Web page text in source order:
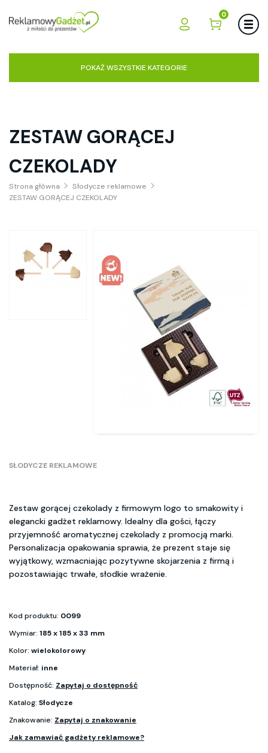
0
POKAŻ WSZYSTKIE KATEGORIE
ZESTAW GORĄCEJ
CZEKOLADY
Strona główna
Słodycze reklamowe
ZESTAW GORĄCEJ CZEKOLADY
SŁODYCZE REKLAMOWE
Zestaw gorącej czekolady z firmowym logo to smakowity i
elegancki gadżet reklamowy. Idealny dla gości, łączy
przyjemność aromatycznej czekolady z promocją marki.
Personalizacja opakowania sprawia, że prezent staje się
wyjątkowy, wzmacniając pozytywne skojarzenia z firmą i
pozostawiając trwałe, słodkie wrażenie.
Kod produktu: 0099
Wymiar: 185 x 185 x 33 mm
Kolor: wielokolorowy
Materiał: inne
Dostępność: Zapytaj o dostępność
Katalog: Słodycze
Znakowanie: Zapytaj o znakowanie
Jak zamawiać gadżety reklamowe?